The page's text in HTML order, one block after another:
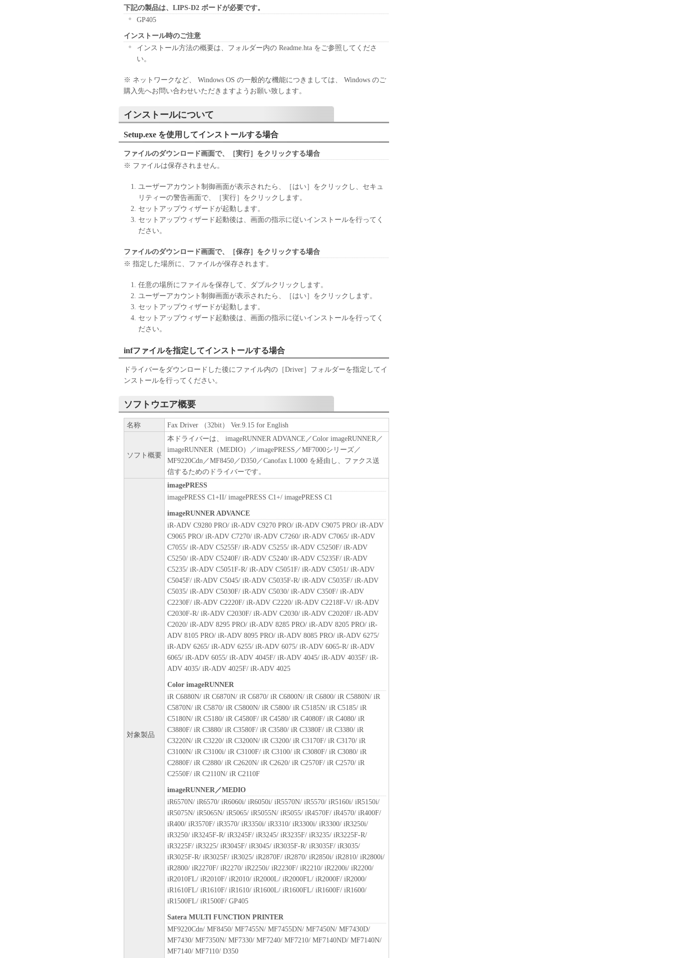
DISTRIBUTORS, OR DEALERS NOR CANON'S LICENSORS ARE RESPONSIBLE
FOR MAINTAINING OR HELPING YOU TO USE THE SOFTWARE, OR
SOFTWARE HEREUNDER.
7. DISCLAIMER OF WARRANTIES AND LIABILITY
[NO WARRANTY] THE SOFTWARE IS PROVIDED "AS IS" WITHOUT
BUT NOT LIMITED TO THE IMPLIED WARRANTIES OF MERCHANTABILITY
AND FITNESS FOR A PARTICULAR PURP OS E. THE ENTIRE RISK AS TO THE
QUALITY AND PERFORMANCE OF THE SOFTWARE IS WITH YOU. SHOULD
THE SOFTWARE PROVE DEFECTIVE, YOU ASSUME THE ENTIRE C OS T OF
LEGAL JURISDICTIONS DO NOT ALLOW THE EXCLUSION OF IMPLIED
WARRANTIES, SO THE ABOVE EXCLUSION MAY NOT APPLY TO YOU.
THIS WARRANTY GIVES YOU SPECIFIC LEGAL RIGHTS AND YOU MAY ALSO
HAVE OTHER RIGHTS WHICH VARY FROM STATE TO STATE OR
JURISDICTION TO JURISDICTION.
NEITHER CANON, CANON'S SUBSIDIARIES OR AFFILIATES, THEIR
DISTRIBUTORS, OR DEALERS NOR CANON'S LICENSORS WARRANT THAT
THE FUNCTIONS CONTAINED IN THE SOFTWARE WILL MEET YOUR
REQUIREMENTS OR THAT THE OPERATION OF THE SOFTWARE WILL BE
[NO LIABILITY FOR DAMAGES] IN NO EVENT SHALL EITHER CANON,
CANON'S SUBSIDIARIES OR AFFILIATES, THEIR DISTRIBUTORS DEALERS
(INCLUDING WITHOUT LIMITATION, L OS S OF BUSINESS PROFITS, L OS S
OF BUSINESS INFORMATION, L OS S OF BUSINESS INTERRUPTION OR
OTHER COMPENSATORY, INCIDENTAL OR CONSEQUENTIAL DAMAGES)
ARISING OUT OF THE SOFTWARE, USE THEREOF OR INABILITY TO USE
THE SOFTWARE EVEN IF EITHER CANON, CANON'S SUBSIDIARIES OR
HAVE BEEN ADVISED OF THE P OS SIBILITY OF SUCH DAMAGES. SOME
STATES OR LEGAL JURISDICTIONS DO NOT ALLOW THE LIMITATION OR
EXCLUSION OF LIABILITY FOR INCIDENTAL OR CONSEQUENTIAL
DAMAGES, OR PERSONAL INJURY OR DEATH RESULTING FROM
OR EXCLUSION MAY NOT APPLY TO YOU.
[RELEASE OF LIABILITY] TO THE FULL EXTENT PERMITTED BY
APPLICABLE LAW, YOU HEREBY RELEASE CANON, CANON'S SUBSIDIARIES
AND AFFILIATES, THEIR DISTRIBUTORS, DEALERS AND CANON'S
LICENSORS FROM ANY AND ALL LIABILITY ARISING FROM OR RELATED TO
ALL CLAIMS CONCERNING THE SOFTWARE OR ITS USE.
This Agreement is effective upon your acceptance hereof by clicking the button
indicating your acceptance as stated below or installing the SOFTWARE and remains in
effect until terminated. You may terminate this Agreement by destroying the
SOFTWARE including any and all copies thereof.
This Agreement shall also terminate if you fail to comply with any terms hereof. Upon
termination of this Agreement, in addition to Canon enforcing its respective legal rights,
you must then promptly destroy the SOFTWARE including any and all copies thereof.
Notwithstanding the foregoing, Sections 4, and 7 through 11 shall survive any
termination of this Agreement.
9. U.S. GOVERNMENT RESTRICTED RIGHTS NOTICE
A "US Government End User" shall mean any agency or entity of the government of the
United States. If you are a US Government End User, the following shall apply: The
SOFTWARE is a "commercial item," as that term is defined at 48 C.F.R. 2.101 (October
1995), consisting of "commercial computer software" and "commercial computer
software documentation," as such terms are used in 48 C.F.R. 12.212 (September 1995).
Consistent with 48 C.F.R. 12.212 and 48 C.F.R. 227.7202-1 through 227.7202-4 (June
1995), all U.S. Government End Users shall acquire the SOFTWARE with only those
rights set forth herein. The manufacturer is Canon Inc./30-2, Shimomaruko 3-chome,
10. SEVERABILITY
In the event that any section hereof is declared or found to be illegal by any court or
tribunal of competent jurisdiction, such section shall be null and void with respect to the
jurisdiction of that court or tribunal and all the remaining provisions hereof shall remain
in full force and effect.
11. ACKNOWLEDGEMENT
BY CLICKING THE BUTTON INDICATING YOUR ACCEPTANCE AS STATED
BELOW OR INSTALLING THE SOFTWARE, YOU ACKNOWLEDGE THAT YOU
HAVE READ THIS AGREEMENT, UNDERSTOOD IT, AND AGREE TO BE
BOUND BY ITS TERMS AND CONDITIONS. YOU ALSO AGREE THAT THIS
AGREEMENT IS THE COMPLETE AND EXCLUSIVE STATEMENT OF
AGREEMENT BETWEEN YOU AND CANON CONCERNING THE SUBJECT
MATTER HEREOF AND SUPERSEDES ALL PROP OS ALS OR PRIOR
AGREEMENTS, VERBAL OR WRITTEN, AND ANY OTHER COMMUNICATIONS
BETWEEN YOU AND CANON RELATING TO THE SUBJECT MATTER HEREOF.
NO AMENDMENT TO THIS AGREEMENT SHALL BE EFFECTIVE UNLESS
SIGNED BY A DULY AUTHORISED REPRESENTATIVE OF CANON.
Should you have any questions concerning this Agreement, or if you desire to contact
Canon for any reason, please write to Canon's sales subsidiary or distributor/dealer,
serving the country where you obtained the Products.
下記の製品は、LIPS-D2 ボードが必要です。
GP405
インストール時のご注意
インストール方法の概要は、フォルダー内の Readme.hta をご参照してくださ
い。
※ ネットワークなど、 Windows OS の一般的な機能につきましては、 Windows のご
購入先へお問い合わせいただきますようお願い致します。
インストールについて
Setup.exe を使用してインストールする場合
ファイルのダウンロード画面で、［実行］をクリックする場合
※ ファイルは保存されません。
ユーザーアカウント制御画面が表示されたら、［はい］をクリックし、セキュ
リティーの警告画面で、［実行］をクリックします。
セットアップウィザードが起動します。
セットアップウィザード起動後は、画面の指示に従いインストールを行ってく
ださい。
ファイルのダウンロード画面で、［保存］をクリックする場合
※ 指定した場所に、ファイルが保存されます。
任意の場所にファイルを保存して、ダブルクリックします。
ユーザーアカウント制御画面が表示されたら、［はい］をクリックします。
セットアップウィザードが起動します。
セットアップウィザード起動後は、画面の指示に従いインストールを行ってく
ださい。
infファイルを指定してインストールする場合
ドライバーをダウンロードした後にファイル内の［Driver］フォルダーを指定してイ
ンストールを行ってください。
ソフトウエア概要
名称 Fax Driver （32bit） Ver.9.15 for English
ソフト概要
本ドライバーは、 imageRUNNER ADVANCE／Color imageRUNNER／
imageRUNNER（MEDIO）／imagePRESS／MF7000シリーズ／
MF9220Cdn／MF8450／D350／Canofax L1000 を経由し、ファクス送
信するためのドライバーです。
対象製品
imagePRESS
imagePRESS C1+II/ imagePRESS C1+/ imagePRESS C1
imageRUNNER ADVANCE
iR-ADV C9280 PRO/ iR-ADV C9270 PRO/ iR-ADV C9075 PRO/ iR-ADV
C9065 PRO/ iR-ADV C7270/ iR-ADV C7260/ iR-ADV C7065/ iR-ADV
C7055/ iR-ADV C5255F/ iR-ADV C5255/ iR-ADV C5250F/ iR-ADV
C5250/ iR-ADV C5240F/ iR-ADV C5240/ iR-ADV C5235F/ iR-ADV
C5235/ iR-ADV C5051F-R/ iR-ADV C5051F/ iR-ADV C5051/ iR-ADV
C5045F/ iR-ADV C5045/ iR-ADV C5035F-R/ iR-ADV C5035F/ iR-ADV
C5035/ iR-ADV C5030F/ iR-ADV C5030/ iR-ADV C350F/ iR-ADV
C2230F/ iR-ADV C2220F/ iR-ADV C2220/ iR-ADV C2218F-V/ iR-ADV
C2030F-R/ iR-ADV C2030F/ iR-ADV C2030/ iR-ADV C2020F/ iR-ADV
C2020/ iR-ADV 8295 PRO/ iR-ADV 8285 PRO/ iR-ADV 8205 PRO/ iR-
ADV 8105 PRO/ iR-ADV 8095 PRO/ iR-ADV 8085 PRO/ iR-ADV 6275/
iR-ADV 6265/ iR-ADV 6255/ iR-ADV 6075/ iR-ADV 6065-R/ iR-ADV
6065/ iR-ADV 6055/ iR-ADV 4045F/ iR-ADV 4045/ iR-ADV 4035F/ iR-
ADV 4035/ iR-ADV 4025F/ iR-ADV 4025
Color imageRUNNER
iR C6880N/ iR C6870N/ iR C6870/ iR C6800N/ iR C6800/ iR C5880N/ iR
C5870N/ iR C5870/ iR C5800N/ iR C5800/ iR C5185N/ iR C5185/ iR
C5180N/ iR C5180/ iR C4580F/ iR C4580/ iR C4080F/ iR C4080/ iR
C3880F/ iR C3880/ iR C3580F/ iR C3580/ iR C3380F/ iR C3380/ iR
C3220N/ iR C3220/ iR C3200N/ iR C3200/ iR C3170F/ iR C3170/ iR
C3100N/ iR C3100i/ iR C3100F/ iR C3100/ iR C3080F/ iR C3080/ iR
C2880F/ iR C2880/ iR C2620N/ iR C2620/ iR C2570F/ iR C2570/ iR
C2550F/ iR C2110N/ iR C2110F
imageRUNNER／MEDIO
iR6570N/ iR6570/ iR6060i/ iR6050i/ iR5570N/ iR5570/ iR5160i/ iR5150i/
iR5075N/ iR5065N/ iR5065/ iR5055N/ iR5055/ iR4570F/ iR4570/ iR400F/
iR400/ iR3570F/ iR3570/ iR3350i/ iR3310/ iR3300i/ iR3300/ iR3250i/
iR3250/ iR3245F-R/ iR3245F/ iR3245/ iR3235F/ iR3235/ iR3225F-R/
iR3225F/ iR3225/ iR3045F/ iR3045/ iR3035F-R/ iR3035F/ iR3035/
iR3025F-R/ iR3025F/ iR3025/ iR2870F/ iR2870/ iR2850i/ iR2810/ iR2800i/
iR2800/ iR2270F/ iR2270/ iR2250i/ iR2230F/ iR2210/ iR2200i/ iR2200/
iR2010FL/ iR2010F/ iR2010/ iR2000L/ iR2000FL/ iR2000F/ iR2000/
iR1610FL/ iR1610F/ iR1610/ iR1600L/ iR1600FL/ iR1600F/ iR1600/
iR1500FL/ iR1500F/ GP405
Satera MULTI FUNCTION PRINTER
MF9220Cdn/ MF8450/ MF7455N/ MF7455DN/ MF7450N/ MF7430D/
MF7430/ MF7350N/ MF7330/ MF7240/ MF7210/ MF7140ND/ MF7140N/
MF7140/ MF7110/ D350